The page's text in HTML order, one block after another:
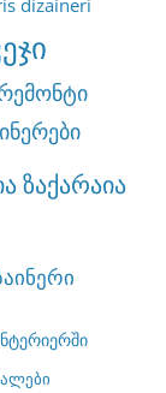
ზაქარაია